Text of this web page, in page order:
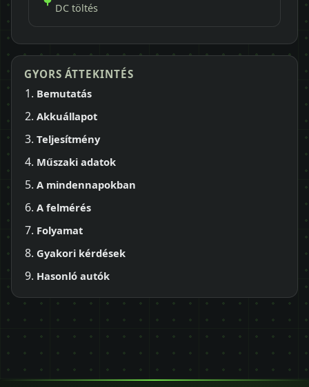
DC töltés
GYORS ÁTTEKINTÉS
Bemutatás
Akkuállapot
Teljesítmény
Műszaki adatok
A mindennapokban
A felmérés
Folyamat
Gyakori kérdések
Hasonló autók